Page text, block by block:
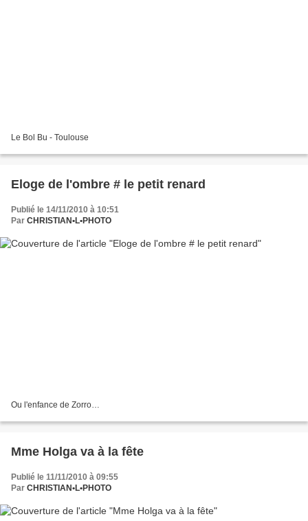
Le Bol Bu - Toulouse
Eloge de l'ombre # le petit renard
Publié le 14/11/2010 à 10:51
Par CHRISTIAN•L•PHOTO
Ou l'enfance de Zorro…
Mme Holga va à la fête
Publié le 11/11/2010 à 09:55
Par CHRISTIAN•L•PHOTO